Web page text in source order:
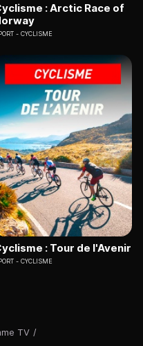
TV /
: Arctic Race of
CYCLISME
: Tour de l'Avenir
CYCLISME